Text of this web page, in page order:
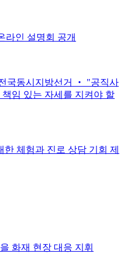
라인 설명회 공개
국동시지방선거 ‧ "공직사
임 있는 자세를 지켜야 할
체험과 진로 상담 기회 제
화재 현장 대응 지휘